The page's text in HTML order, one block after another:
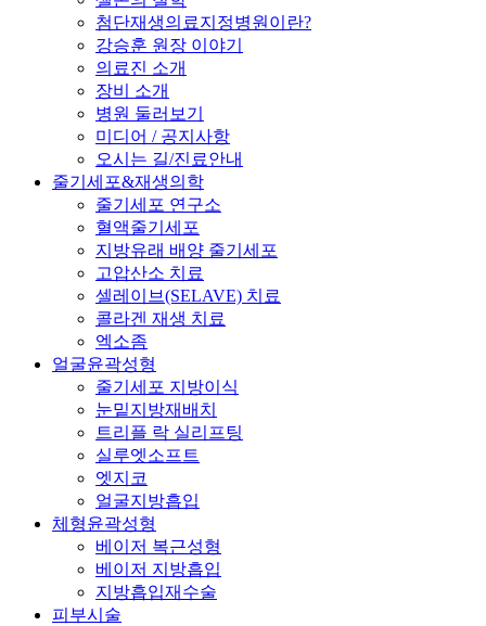
첨단재생의료지정병원이란?
강승훈 원장 이야기
의료진 소개
장비 소개
병원 둘러보기
미디어 / 공지사항
오시는 길/진료안내
줄기세포&재생의학
줄기세포 연구소
혈액줄기세포
지방유래 배양 줄기세포
고압산소 치료
셀레이브(SELAVE) 치료
콜라겐 재생 치료
엑소좀
얼굴윤곽성형
줄기세포 지방이식
눈밑지방재배치
트리플 락 실리프팅
실루엣소프트
엣지코
얼굴지방흡입
체형윤곽성형
베이저 복근성형
베이저 지방흡입
지방흡입재수술
피부시술